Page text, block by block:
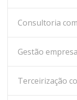
Consultoria
Gestão
Terceirização